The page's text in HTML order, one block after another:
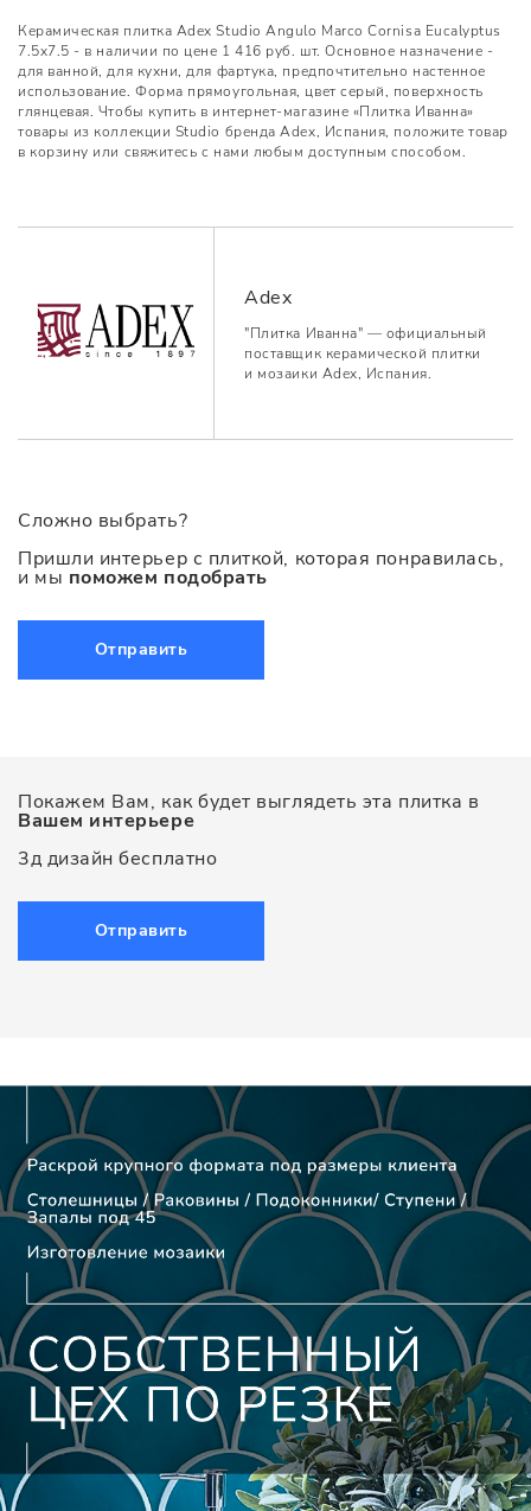
Керамическая плитка Adex Studio Angulo Marco Cornisa Eucalyptus
7.5x7.5 - в наличии по цене 1 416 руб. шт. Основное назначение -
для ванной, для кухни, для фартука, предпочтительно настенное
использование. Форма прямоугольная, цвет серый, поверхность
глянцевая. Чтобы купить в интернет-магазине «Плитка Иванна»
товары из коллекции Studio бренда Adex, Испания, положите товар
в корзину или свяжитесь с нами любым доступным способом.
Adex
"Плитка Иванна" — официальный
поставщик керамической плитки
и мозаики Adex, Испания.
Сложно выбрать?
Пришли интерьер с плиткой, которая понравилась,
и мы поможем подобрать
Отправить
Покажем Вам, как будет выглядеть эта плитка в
Вашем интерьере
3д дизайн бесплатно
Отправить